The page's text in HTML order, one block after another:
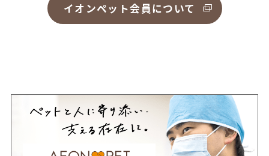
イオンペット会員について